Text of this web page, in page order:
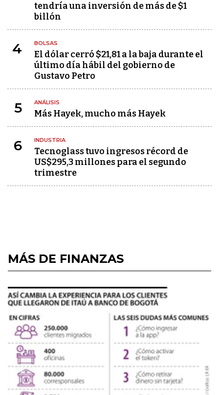
tendría una inversión de más de $1
billón
4 BOLSAS
El dólar cerró $21,81 a la baja durante el
último día hábil del gobierno de
Gustavo Petro
5 ANÁLISIS
Más Hayek, mucho más Hayek
6 INDUSTRIA
Tecnoglass tuvo ingresos récord de
US$295,3 millones para el segundo
trimestre
MÁS DE FINANZAS